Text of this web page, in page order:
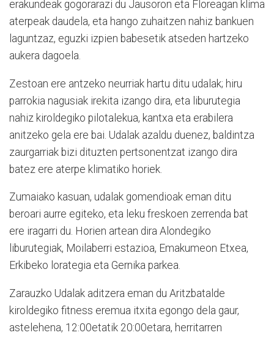
erakundeak gogorarazi du Jausoron eta Floreagan klima
aterpeak daudela, eta hango zuhaitzen nahiz bankuen
laguntzaz, eguzki izpien babesetik atseden hartzeko
aukera dagoela.
Zestoan ere antzeko neurriak hartu ditu udalak; hiru
parrokia nagusiak irekita izango dira, eta liburutegia
nahiz kiroldegiko pilotalekua, kantxa eta erabilera
anitzeko gela ere bai. Udalak azaldu duenez, baldintza
zaurgarriak bizi dituzten pertsonentzat izango dira
batez ere aterpe klimatiko horiek.
Zumaiako kasuan, udalak gomendioak eman ditu
beroari aurre egiteko, eta leku freskoen zerrenda bat
ere iragarri du. Horien artean dira Alondegiko
liburutegiak, Moilaberri estazioa, Emakumeon Etxea,
Erkibeko lorategia eta Gernika parkea.
Zarauzko Udalak aditzera eman du Aritzbatalde
kiroldegiko fitness eremua itxita egongo dela gaur,
astelehena, 12:00etatik 20:00etara, herritarren